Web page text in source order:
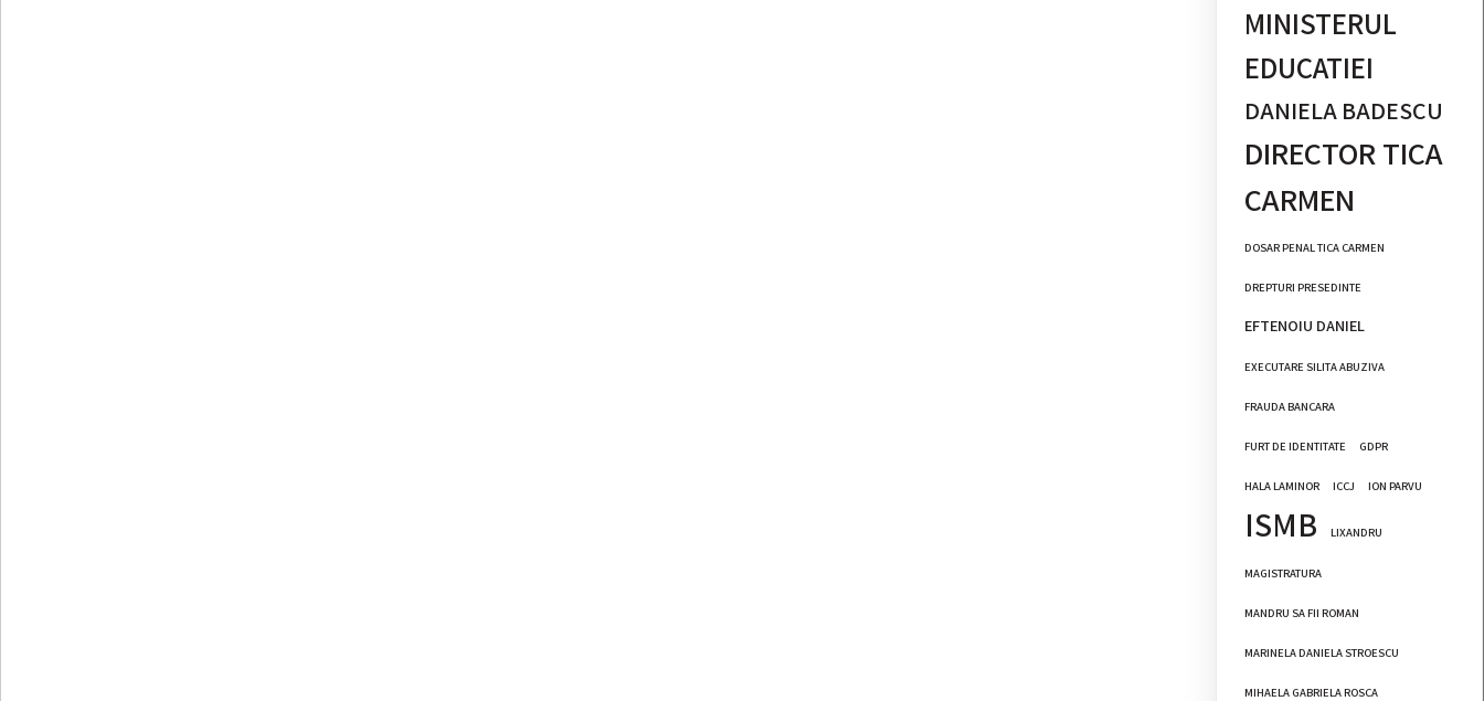
MINISTERUL
EDUCATIEI
DANIELA BADESCU
DIRECTOR TICA
CARMEN
DOSAR PENAL TICA CARMEN
DREPTURI PRESEDINTE
EFTENOIU DANIEL
EXECUTARE SILITA ABUZIVA
FRAUDA BANCARA
FURT DE IDENTITATE GDPR
HALA LAMINOR ICCJ ION PARVU
ISMB LIXANDRU
MAGISTRATURA
MANDRU SA FII ROMAN
MARINELA DANIELA STROESCU
MIHAELA GABRIELA ROSCA